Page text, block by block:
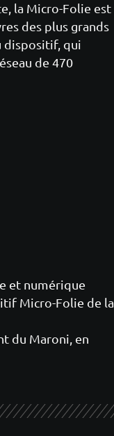
la Micro-Folie est
des plus grands
dispositif, qui
de 470
et numérique
Micro-Folie de la
du Maroni, en